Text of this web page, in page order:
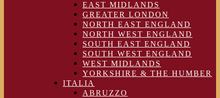
EAST MIDLANDS
GREATER LONDON
NORTH EAST ENGLAND
NORTH WEST ENGLAND
SOUTH EAST ENGLAND
SOUTH WEST ENGLAND
WEST MIDLANDS
YORKSHIRE & THE HUMBER
ITALIA
ABRUZZO